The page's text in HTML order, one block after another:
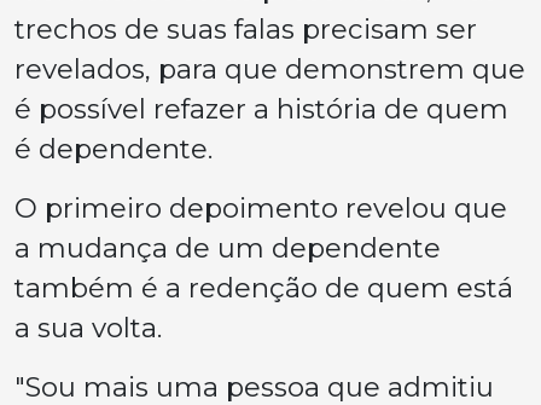
trechos de suas falas precisam ser
revelados, para que demonstrem que
é possível refazer a história de quem
é dependente.
O primeiro depoimento revelou que
a mudança de um dependente
também é a redenção de quem está
a sua volta.
"Sou mais uma pessoa que admitiu